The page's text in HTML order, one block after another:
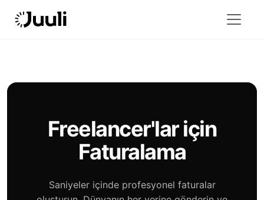
Freelancer'lar için
Faturalama
Saniyeler içinde profesyonel faturalar